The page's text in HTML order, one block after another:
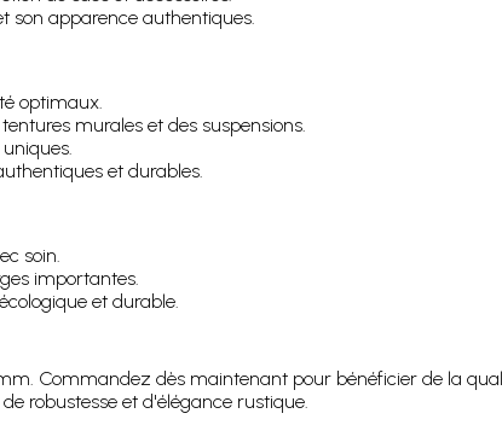
son apparence authentiques.
optimaux.
murales et des suspensions.
et durables.
soin.
importantes.
et durable.
Commandez dès maintenant pour bénéficier de la
robustesse et d'élégance rustique.